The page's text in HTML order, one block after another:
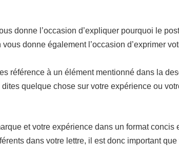
donne l’occasion d’expliquer pourquoi le
donne également l’occasion d’exprimer
référence à un élément mentionné dans la
quelque chose sur votre expérience ou
et votre expérience dans un format
dans votre lettre, il est donc important